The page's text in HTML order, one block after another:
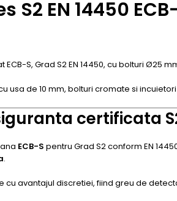
EN 14450
S, Grad S2 EN 14450, cu bolturi Ø25
usa de 10 mm, bolturi cromate si
certificata
ECB-S pentru Grad S2 conform EN
.
avantajul discretiei, fiind greu de